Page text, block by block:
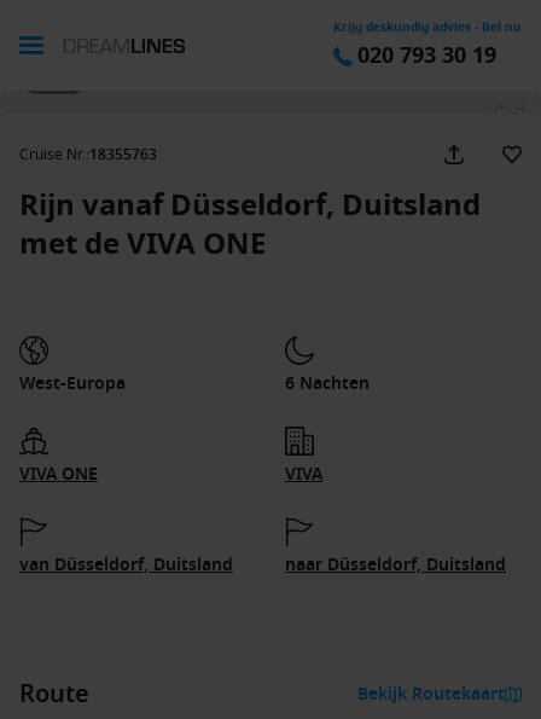
Krijg deskundig advies - Bel nu
020 793 30 19
Cruise Nr.:18355763
Rijn vanaf Düsseldorf, Duitsland
met de VIVA ONE
West-Europa 6 Nachten
VIVA ONE VIVA
van Düsseldorf, Duitsland naar Düsseldorf, Duitsland
Route Bekijk Routekaart